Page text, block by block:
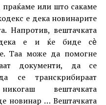
праќаме или што сакаме
е дека новинарите
Напротив, вештачката
дека е и ќе биде сѐ
Таа може да помогне
документи, да се
се транскрибираат
вештачката
новинар … Вештачката